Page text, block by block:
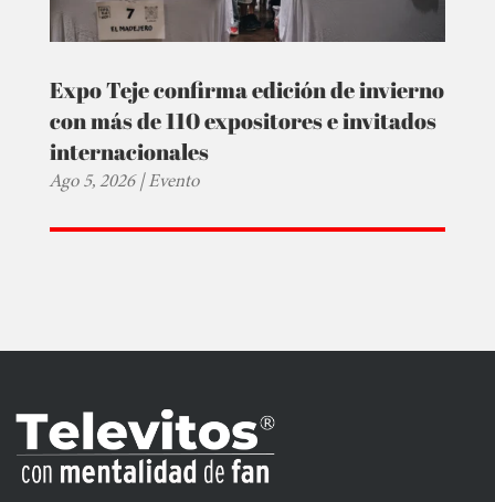
Expo Teje confirma edición de invierno
con más de 110 expositores e invitados
internacionales
Ago 5, 2026|Evento